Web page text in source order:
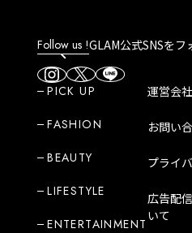
Follow us !GLAM公式SNSをフ
PICK UP
FASHION
BEAUTY
LIFESTYLE
ENTERTAINMENT
運営会社
お問い
プライ
広告配
いて